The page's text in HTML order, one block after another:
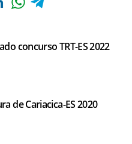
concurso TRT-ES 2022
de Cariacica-ES 2020